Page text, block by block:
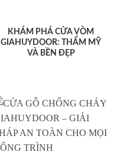
KHÁM PHÁ CỬA VÒM
GIAHUYDOOR: THẨM MỸ
VÀ BỀN ĐẸP